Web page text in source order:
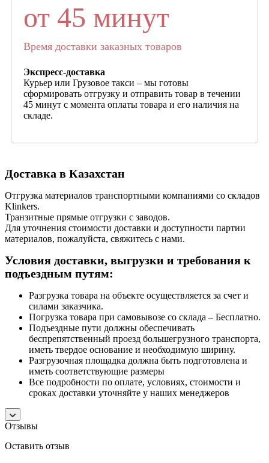
от 45 минут
Время доставки заказных товаров
Экспресс-доставка
Курьер или Грузовое такси – мы готовы
сформировать отгрузку и отправить товар в течении
45 минут с момента оплаты товара и его наличия на
складе.
Доставка в Казахстан
Отгрузка материалов транспортными компаниями со складов
Klinkers.
Транзитные прямые отгрузки с заводов.
Для уточнения стоимости доставки и доступности партии
материалов, пожалуйста, свяжитесь с нами.
Условия доставки, выгрузки и требования к
подъездным путям:
Разгрузка товара на объекте осуществляется за счет и
силами заказчика.
Погрузка товара при самовывозе со склада – Бесплатно.
Подъездные пути должны обеспечивать
беспрепятственный проезд большегрузного транспорта,
иметь твердое основание и необходимую ширину.
Разгрузочная площадка должна быть подготовлена и
иметь соответствующие размеры
Все подробности по оплате, условиях, стоимости и
сроках доставки уточняйте у наших менеджеров
Отзывы
Оставить отзыв